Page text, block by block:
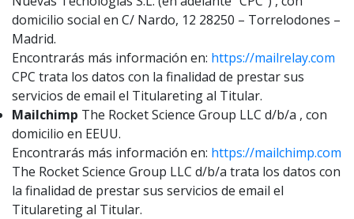
domicilio social en C/ Nardo, 12 28250 – Torrelodones –
Madrid.
Encontrarás más información en: https://mailrelay.com
CPC trata los datos con la finalidad de prestar sus
servicios de email el Titulareting al Titular.
Mailchimp The Rocket Science Group LLC d/b/a , con
domicilio en EEUU.
Encontrarás más información en: https://mailchimp.com
The Rocket Science Group LLC d/b/a trata los datos con
la finalidad de prestar sus servicios de email el
Titulareting al Titular.